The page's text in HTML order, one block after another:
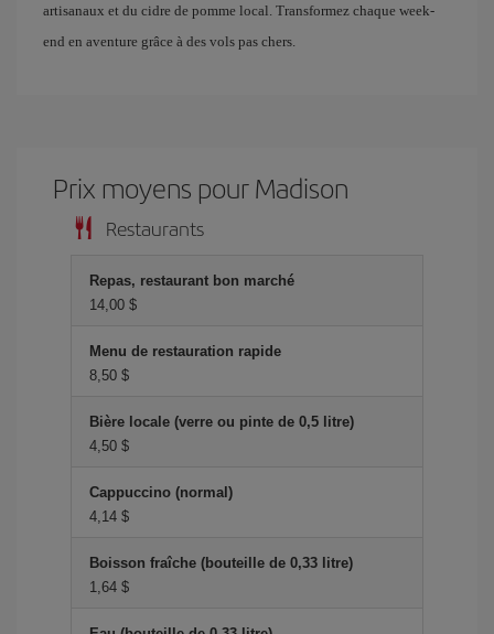
artisanaux et du cidre de pomme local. Transformez chaque week-
end en aventure grâce à des vols pas chers.
Prix ​​moyens pour Madison
Restaurants
Repas, restaurant bon marché
14,00 $
Menu de restauration rapide
8,50 $
Bière locale (verre ou pinte de 0,5 litre)
4,50 $
Cappuccino (normal)
4,14 $
Boisson fraîche (bouteille de 0,33 litre)
1,64 $